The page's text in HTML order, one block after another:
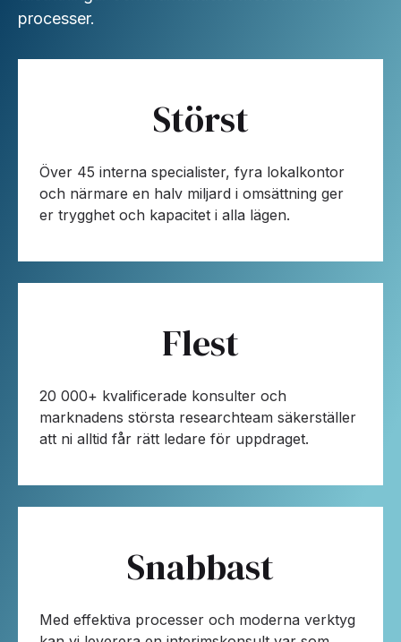
processer.
Störst
Över 45 interna specialister, fyra lokalkontor
och närmare en halv miljard i omsättning ger
er trygghet och kapacitet i alla lägen.
Flest
20 000+ kvalificerade konsulter och
marknadens största researchteam säkerställer
att ni alltid får rätt ledare för uppdraget.
Snabbast
Med effektiva processer och moderna verktyg